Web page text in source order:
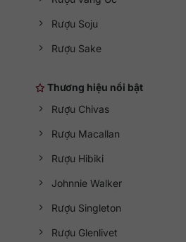
Rượu Soju
Rượu Sake
Thương hiệu nổi bật
Rượu Chivas
Rượu Macallan
Rượu Hibiki
Johnnie Walker
Rượu Singleton
Rượu Glenlivet